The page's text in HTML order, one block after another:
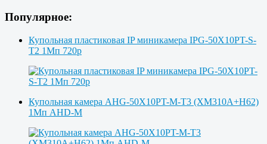
Популярное:
Купольная пластиковая IP миникамера IPG-50X10PT-S-
T2 1Мп 720p
Купольная камера AHG-50X10PT-M-T3 (XM310A+H62)
1Мп AHD-M